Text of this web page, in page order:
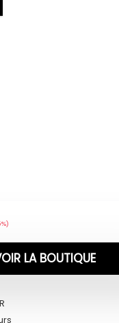
LA BOUTIQUE